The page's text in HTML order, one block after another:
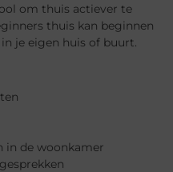
om thuis actiever te
thuis kan beginnen
je eigen huis of buurt.
in de woonkamer